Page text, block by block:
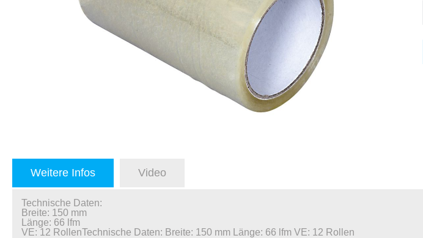
Weitere Infos Video
Technische Daten:
Breite: 150 mm
Länge: 66 lfm
VE: 12 RollenTechnische Daten: Breite: 150 mm Länge: 66 lfm VE: 12 Rollen